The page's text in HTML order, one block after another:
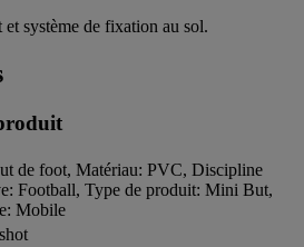
système de fixation au sol.
de foot, Matériau: PVC, Discipline
Football, Type de produit: Mini But,
Mobile